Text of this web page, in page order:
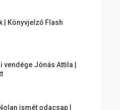
| Könyvjelző Flash
vendége Jónás Attila |
ismét odacsap |